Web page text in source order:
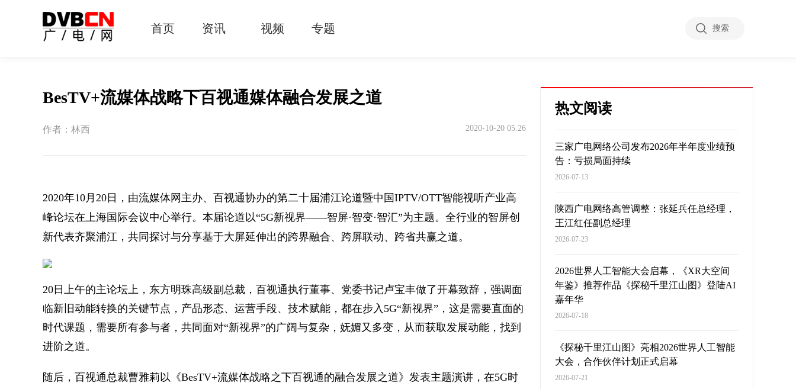
首页 资讯 视频 专题 搜索
BesTV+流媒体战略下百视通媒体融合发展之道
作者：林西 2020-10-20 05:26
2020年10月20日，由流媒体网主办、百视通协办的第二十届浦江论道暨中国IPTV/OTT智能视听产业高
峰论坛在上海国际会议中心举行。本届论道以“5G新视界——智屏·智变·智汇”为主题。全行业的智屏创
新代表齐聚浦江，共同探讨与分享基于大屏延伸出的跨界融合、跨屏联动、跨省共赢之道。
20日上午的主论坛上，东方明珠高级副总裁，百视通执行董事、党委书记卢宝丰做了开幕致辞，强调面
临新旧动能转换的关键节点，产品形态、运营手段、技术赋能，都在步入5G“新视界”，这是需要直面的
时代课题，需要所有参与者，共同面对“新视界”的广阔与复杂，妩媚又多变，从而获取发展动能，找到
进阶之道。
随后，百视通总裁曹雅莉以《BesTV+流媒体战略之下百视通的融合发展之道》发表主题演讲，在5G时
热文阅读
三家广电网络公司发布2026年半年度业绩预
告：亏损局面持续
2026-07-13
陕西广电网络高管调整：张延兵任总经理，
王江红任副总经理
2026-07-23
2026世界人工智能大会启幕，《XR大空间
年鉴》推荐作品《探秘千里江山图》登陆AI
嘉年华
2026-07-18
《探秘千里江山图》亮相2026世界人工智能
大会，合作伙伴计划正式启幕
2026-07-21